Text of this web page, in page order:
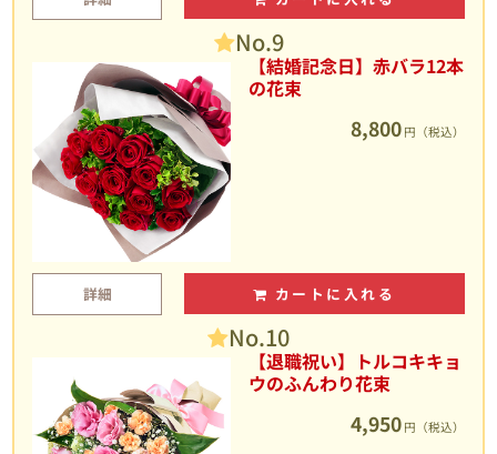
No.9
【結婚記念日】赤バラ12本
の花束
8,800 円（税込）
詳細 カートに入れる
No.10
【退職祝い】トルコキキョ
ウのふんわり花束
4,950 円（税込）